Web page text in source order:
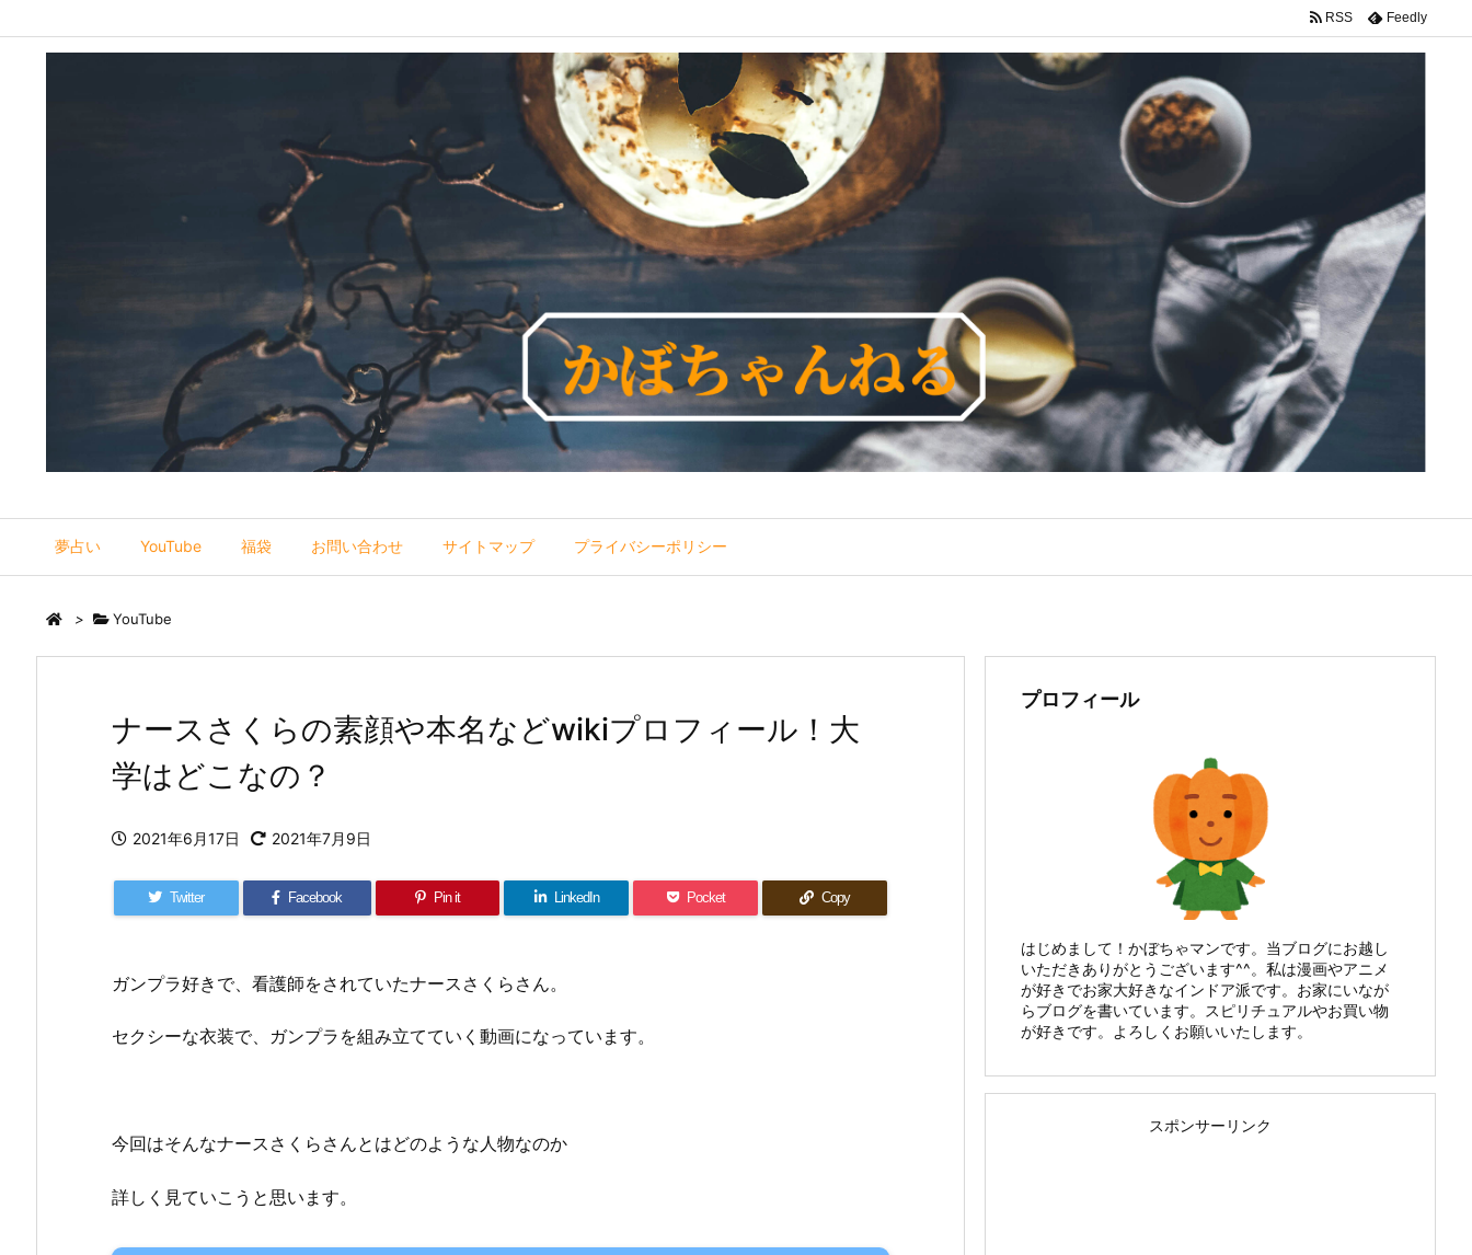
夢占い YouTube 福袋 お問い合わせ サイトマップ プライバシーポリシー
RSS Feedly
> YouTube
ナースさくらの素顔や本名などwikiプロフィール！大
学はどこなの？
2021年6月17日 2021年7月9日
Twitter Facebook Pin it LinkedIn Pocket Copy
ガンプラ好きで、看護師をされていたナースさくらさん。
セクシーな衣装で、ガンプラを組み立てていく動画になっています。
今回はそんなナースさくらさんとはどのような人物なのか
詳しく見ていこうと思います。
プロフィール
はじめまして！かぼちゃマンです。当ブログにお越し
いただきありがとうございます^^。私は漫画やアニメ
が好きでお家大好きなインドア派です。お家にいなが
らブログを書いています。スピリチュアルやお買い物
が好きです。よろしくお願いいたします。
スポンサーリンク